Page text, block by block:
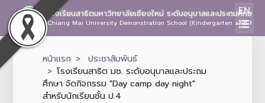
โรงเรียนสาธิตมหาวิทยาลัยเชียงใหม่ ระดับอนุบาลและประถมศึกษา
Chiang Mai University Demonstration School (Kindergarten and
EN
หน้าแรก
ประชาสัมพันธ์
โรงเรียนสาธิต มช. ระดับอนุบาลและประถม
ศึกษา จัดกิจกรรม "Day camp day night"
สำหรับนักเรียนชั้น ป.4